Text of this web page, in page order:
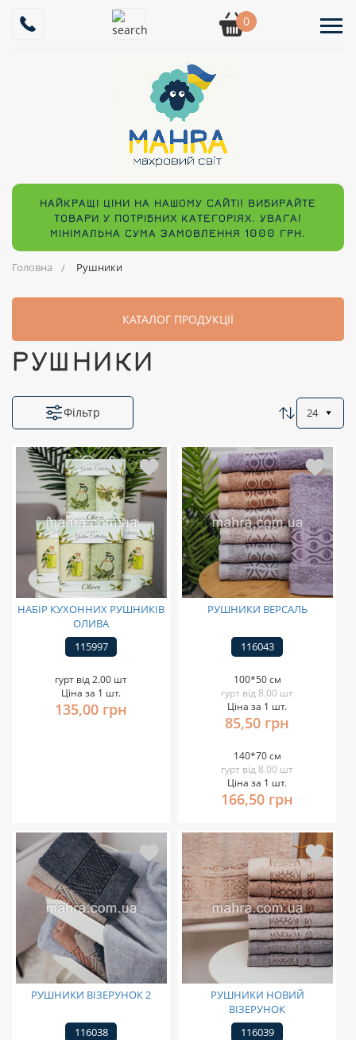
0
НАЙКРАЩІ ЦІНИ НА НАШОМУ САЙТІ! ВИБИРАЙТЕ
ТОВАРИ У ПОТРІБНИХ КАТЕГОРІЯХ. УВАГА!
МІНІМАЛЬНА СУМА ЗАМОВЛЕННЯ 1000 ГРН.
Головна Рушники
КАТАЛОГ ПРОДУКЦІЇ
РУШНИКИ
Фільтр 24
НАБІР КУХОННИХ РУШНИКІВ
ОЛИВА
115997
гурт від 2.00 шт
Ціна за 1 шт.
135,00 грн
РУШНИКИ ВЕРСАЛЬ
116043
100*50 см
гурт від 8.00 шт
Ціна за 1 шт.
85,50 грн
140*70 см
гурт від 8.00 шт
Ціна за 1 шт.
166,50 грн
РУШНИКИ ВІЗЕРУНОК 2
116038
РУШНИКИ НОВИЙ
ВІЗЕРУНОК
116039